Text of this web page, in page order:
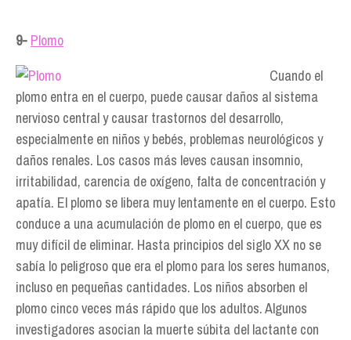
9- Plomo
Cuando el
plomo entra en el cuerpo, puede causar daños al sistema
nervioso central y causar trastornos del desarrollo,
especialmente en niños y bebés, problemas neurológicos y
daños renales. Los casos más leves causan insomnio,
irritabilidad, carencia de oxígeno, falta de concentración y
apatía. El plomo se libera muy lentamente en el cuerpo. Esto
conduce a una acumulación de plomo en el cuerpo, que es
muy difícil de eliminar. Hasta principios del siglo XX no se
sabía lo peligroso que era el plomo para los seres humanos,
incluso en pequeñas cantidades. Los niños absorben el
plomo cinco veces más rápido que los adultos. Algunos
investigadores asocian la muerte súbita del lactante con